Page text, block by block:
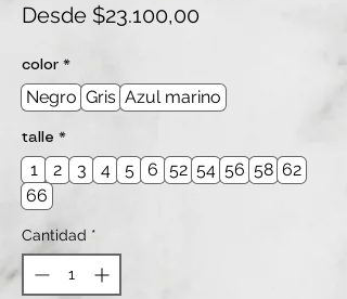
Desde $23.100,00
color *
Negro Gris Azul marino
talle *
1 2 3 4 5 6 52 54 56 58 62
66
Cantidad *